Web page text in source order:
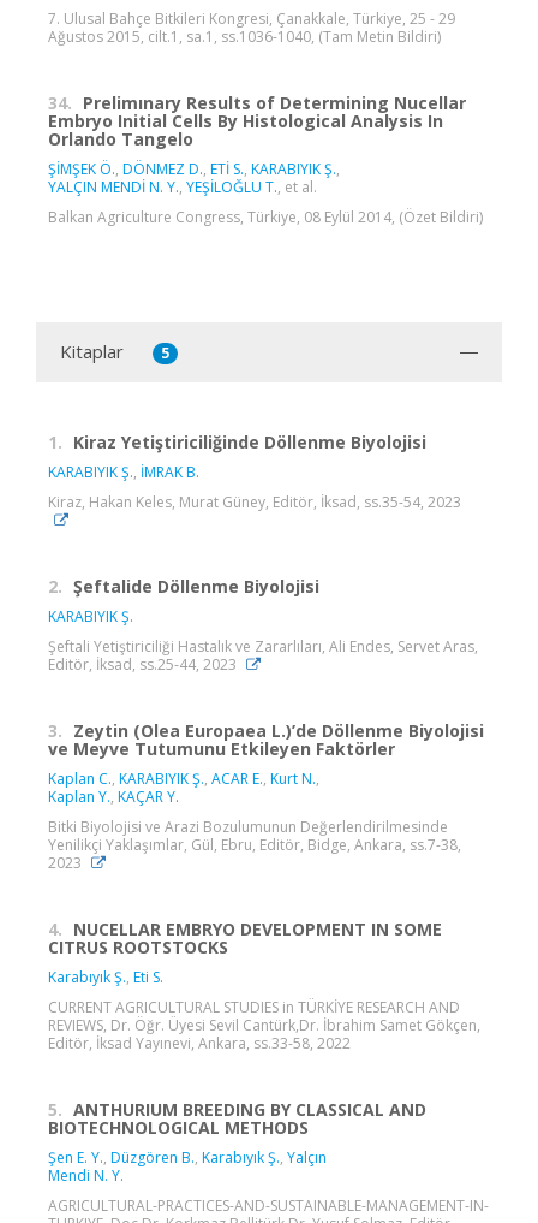
7. Ulusal Bahçe Bitkileri Kongresi, Çanakkale, Türkiye, 25 - 29
Ağustos 2015, cilt.1, sa.1, ss.1036-1040, (Tam Metin Bildiri)
34. Prelimınary Results of Determining Nucellar
Embryo Initial Cells By Histological Analysis In
Orlando Tangelo
ŞİMŞEK Ö., DÖNMEZ D., ETİ S., KARABIYIK Ş.,
YALÇIN MENDİ N. Y., YEŞİLOĞLU T., et al.
Balkan Agriculture Congress, Türkiye, 08 Eylül 2014, (Özet Bildiri)
Kitaplar 5
1. Kiraz Yetiştiriciliğinde Döllenme Biyolojisi
KARABIYIK Ş., İMRAK B.
Kiraz, Hakan Keles, Murat Güney, Editör, İksad, ss.35-54, 2023
2. Şeftalide Döllenme Biyolojisi
KARABIYIK Ş.
Şeftali Yetiştiriciliği Hastalık ve Zararlıları, Ali Endes, Servet Aras,
Editör, İksad, ss.25-44, 2023
3. Zeytin (Olea Europaea L.)’de Döllenme Biyolojisi
ve Meyve Tutumunu Etkileyen Faktörler
Kaplan C., KARABIYIK Ş., ACAR E., Kurt N.,
Kaplan Y., KAÇAR Y.
Bitki Biyolojisi ve Arazi Bozulumunun Değerlendirilmesinde
Yenilikçi Yaklaşımlar, Gül, Ebru, Editör, Bidge, Ankara, ss.7-38,
2023
4. NUCELLAR EMBRYO DEVELOPMENT IN SOME
CITRUS ROOTSTOCKS
Karabıyık Ş., Eti S.
CURRENT AGRICULTURAL STUDIES in TÜRKİYE RESEARCH AND
REVIEWS, Dr. Öğr. Üyesi Sevil Cantürk,Dr. İbrahim Samet Gökçen,
Editör, İksad Yayınevi, Ankara, ss.33-58, 2022
5. ANTHURIUM BREEDING BY CLASSICAL AND
BIOTECHNOLOGICAL METHODS
Şen E. Y., Düzgören B., Karabıyık Ş., Yalçın
Mendi N. Y.
AGRICULTURAL-PRACTICES-AND-SUSTAINABLE-MANAGEMENT-IN-